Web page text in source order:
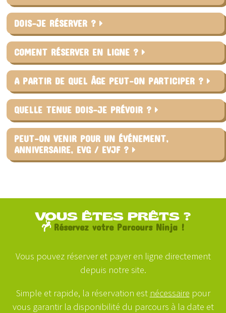
DOIS-JE RÉSERVER ?
COMENT RÉSERVER EN LIGNE ?
A PARTIR DE QUEL ÂGE PEUT-ON PARTICIPER ?
QUELLE TENUE DOIS-JE PRÉVOIR ?
PEUT-ON VENIR POUR UN ÉVÉNEMENT,
ANNIVERSAIRE, EVG / EVJF ?
VOUS ÊTES PRÊTS ?
Réservez votre Parcours Ninja !
Vous pouvez réserver et payer en ligne directement
depuis notre site.
Simple et rapide, la réservation est nécessaire pour
vous garantir la disponibilité du parcours à la date et